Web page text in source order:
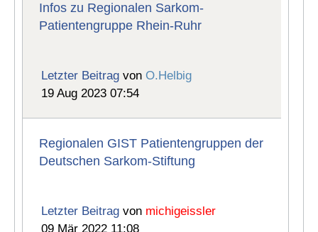
Infos zu Regionalen Sarkom-
Patientengruppe Rhein-Ruhr
Letzter Beitrag vonO.Helbig
19 Aug 2023 07:54
Regionalen GIST Patientengruppen der
Deutschen Sarkom-Stiftung
Letzter Beitrag von michigeissler
09 Mär 2022 11:08